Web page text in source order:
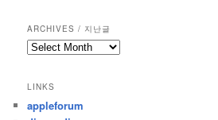
ARCHIVES / 지난글
archives
난
글
LINKS
appleforum